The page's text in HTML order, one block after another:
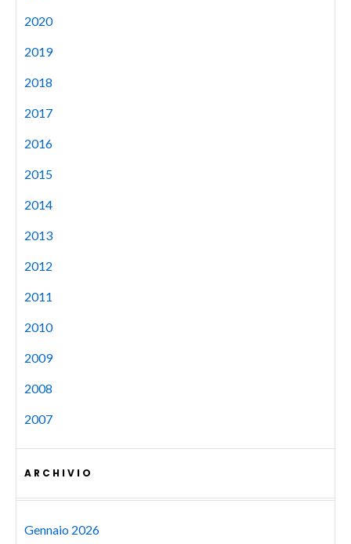
2020
2019
2018
2017
2016
2015
2014
2013
2012
2011
2010
2009
2008
2007
ARCHIVIO
Gennaio 2026